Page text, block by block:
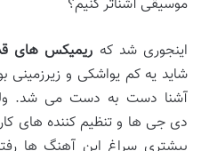
موسیقی آشناتر کنیم؟
اینجوری شد که ریمیکس های
شاید یه کم یواشکی و
آشنا دست به دست می شد.
دی جی ها و تنظیم کننده های